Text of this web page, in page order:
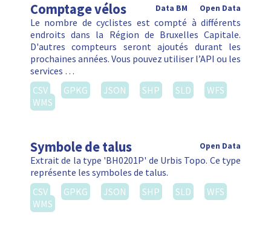
Comptage vélos Open Data
Data BM
Le nombre de cyclistes est compté à différents
endroits dans la Région de Bruxelles Capitale.
D'autres compteurs seront ajoutés durant les
prochaines années. Vous pouvez utiliser l’API ou les
services …
CSV
GPKG JSON SHP SLD
WFS
WMS
Symbole de talus Open Data
Extrait de la type 'BH0201P' de Urbis Topo. Ce type
représente les symboles de talus.
CSV
GPKG JSON SHP SLD
WFS
WMS